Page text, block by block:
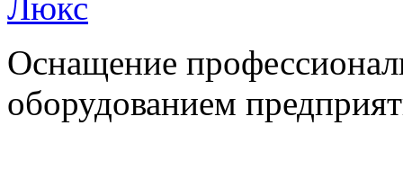
Оснащение
оборудованием